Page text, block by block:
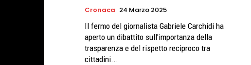
Cronaca 24 Marzo 2025
Il fermo del giornalista Gabriele Carchidi ha
aperto un dibattito sull'importanza della
trasparenza e del rispetto reciproco tra
cittadini...